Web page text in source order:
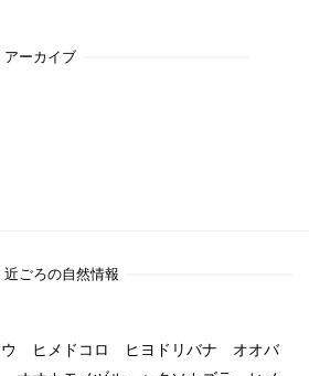
アーカイブ
近ごろの自然情報
ウ ヒメドコロ ヒヨドリバナ オオバ